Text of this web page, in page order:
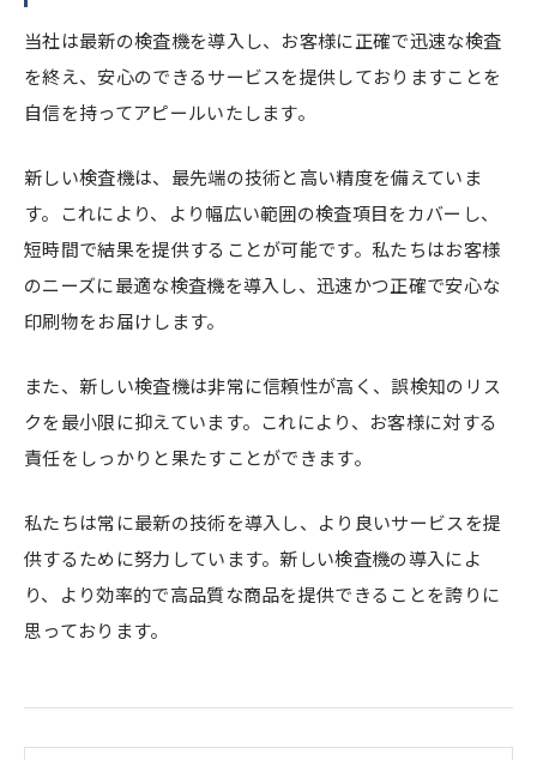
当社は最新の検査機を導入し、お客様に正確で迅速な検査
を終え、安心のできるサービスを提供しておりますことを
自信を持ってアピールいたします。
新しい検査機は、最先端の技術と高い精度を備えていま
す。これにより、より幅広い範囲の検査項目をカバーし、
短時間で結果を提供することが可能です。私たちはお客様
のニーズに最適な検査機を導入し、迅速かつ正確で安心な
印刷物をお届けします。
また、新しい検査機は非常に信頼性が高く、誤検知のリス
クを最小限に抑えています。これにより、お客様に対する
責任をしっかりと果たすことができます。
私たちは常に最新の技術を導入し、より良いサービスを提
供するために努力しています。新しい検査機の導入によ
り、より効率的で高品質な商品を提供できることを誇りに
思っております。